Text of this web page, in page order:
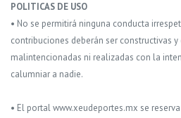
POLITICAS DE USO
• No se permitirá ninguna conducta
contribuciones deberán ser constructivas y
malintencionadas ni realizadas con la
calumniar a nadie.
• El portal www.xeudeportes.mx se